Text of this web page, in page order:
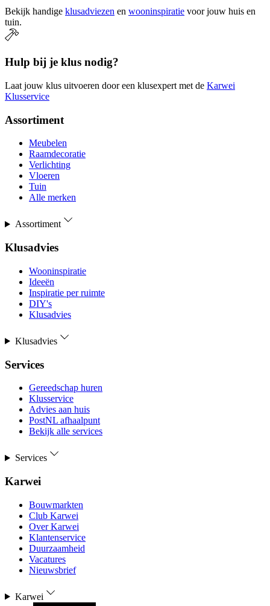
Bekijk handige klusadviezen en wooninspiratie voor jouw huis en
tuin.
Hulp bij je klus nodig?
Laat jouw klus uitvoeren door een klusexpert met de Karwei
Klusservice
Assortiment
Meubelen
Raamdecoratie
Verlichting
Vloeren
Tuin
Alle merken
Assortiment
Klusadvies
Wooninspiratie
Ideeën
Inspiratie per ruimte
DIY's
Klusadvies
Klusadvies
Services
Gereedschap huren
Klusservice
Advies aan huis
PostNL afhaalpunt
Bekijk alle services
Services
Karwei
Bouwmarkten
Club Karwei
Over Karwei
Klantenservice
Duurzaamheid
Vacatures
Nieuwsbrief
Karwei